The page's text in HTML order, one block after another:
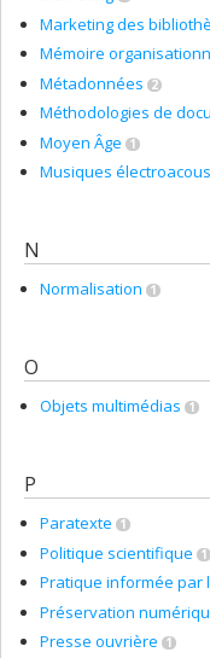
Marketing des
Mémoire
Métadonnées 2
Méthodologies de
Moyen Âge 1
Musiques
N
Normalisation 1
O
Objets multimédias 1
P
Paratexte 1
Politique scientifique 1
Pratique informée par
Préservation
Presse ouvrière 1